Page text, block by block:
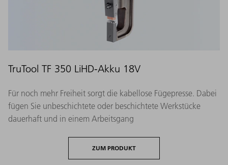
TruTool TF 350 LiHD-Akku 18V
Für noch mehr Freiheit sorgt die kabellose Fügepresse. Dabei
fügen Sie unbeschichtete oder beschichtete Werkstücke
dauerhaft und in einem Arbeitsgang
ZUM PRODUKT